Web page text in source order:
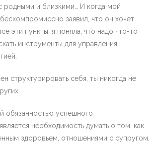
родными и близкими… И когда мой
заявил, что он хочет
эти пункты, я поняла, что надо что-то
инструменты для управления
структурировать себя, ты никогда не
обязанностью успешного
необходимость думать о том, как
здоровьем, отношениями с супругом,